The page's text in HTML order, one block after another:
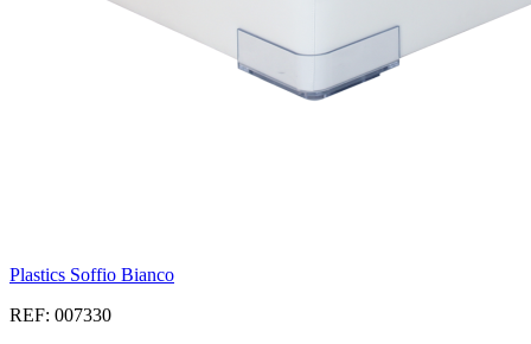
Plastics Soffio Bianco
REF: 007330